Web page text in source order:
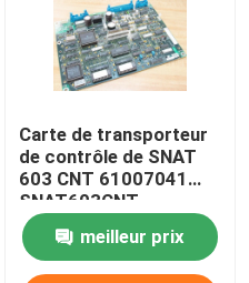
Carte de transporteur
de contrôle de SNAT
603 CNT 61007041
SNAT603CNT
57618078
meilleur prix